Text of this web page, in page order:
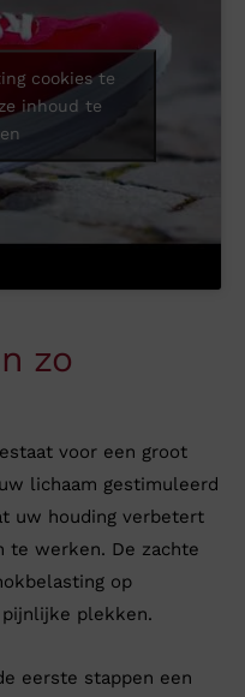
cookies te
inhoud te
zo
voor een groot
lichaam gestimuleerd
uw houding verbetert
te werken. De zachte
op
plekken.
eerste stappen een